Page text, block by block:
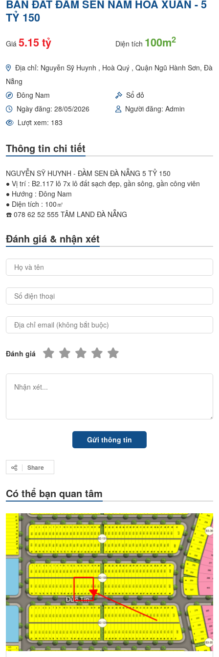
BÁN ĐẤT ĐẦM SEN NAM HOÀ XUÂN - 5
TỶ 150
Giá 5.15 tỷ Diện tích 100m2
Địa chỉ: Nguyễn Sỹ Huynh , Hoà Quý , Quận Ngũ Hành Sơn, Đà
Nẵng
Đông Nam
Sổ đỏ
Ngày đăng: 28/05/2026
Người đăng: Admin
Lượt xem: 183
Thông tin chi tiết
NGUYỄN SỸ HUYNH - ĐẦM SEN ĐÀ NẴNG 5 TỶ 150
● Vị trí : B2.117 lô 7x lô đất sạch đẹp, gần sông, gần công viên
● Hướng : Đông Nam
● Diện tích : 100㎡
☎️ 078 62 52 555 TÂM LAND ĐÀ NẴNG
Đánh giá & nhận xét
Đánh giá
Share
Có thể bạn quan tâm